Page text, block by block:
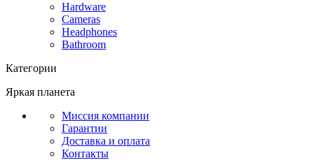
Hardware
Cameras
Headphones
Bathroom
Категории
Яркая планета
Миссия компании
Гарантии
Доставка и оплата
Контакты